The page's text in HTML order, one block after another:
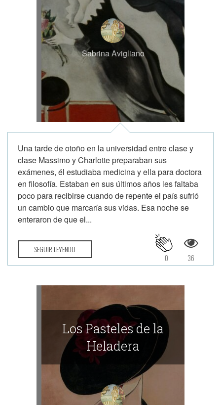
Sabrina Avigliano
Una tarde de otoño en la universidad entre clase y
clase Massimo y Charlotte preparaban sus
exámenes, él estudiaba medicina y ella para doctora
en filosofía. Estaban en sus últimos años les faltaba
poco para recibirse cuando de repente el país sufrió
un cambio que marcaría sus vidas. Esa noche se
enteraron de que el...
SEGUIR LEYENDO
36
0
Los Pasteles de la
Heladera